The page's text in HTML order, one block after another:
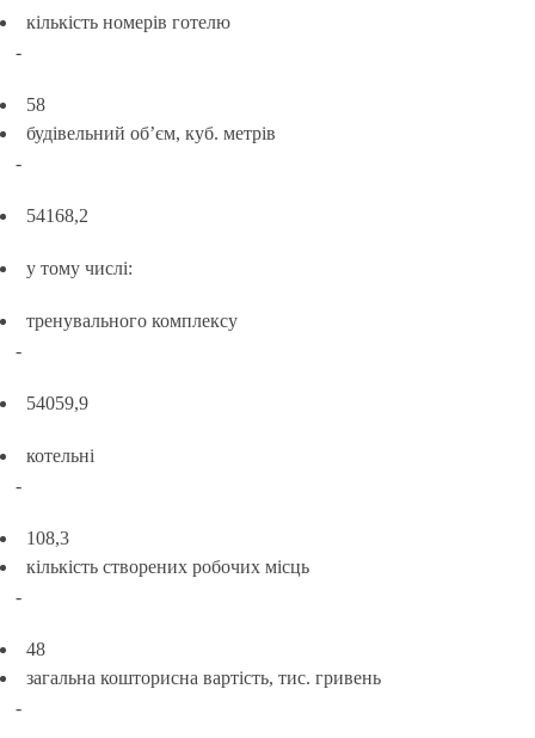
кількість номерів готелю
-
58
будівельний об’єм, куб. метрів
-
54168,2
у тому числі:
тренувального комплексу
-
54059,9
котельні
-
108,3
кількість створених робочих місць
-
48
загальна кошторисна вартість, тис. гривень
-